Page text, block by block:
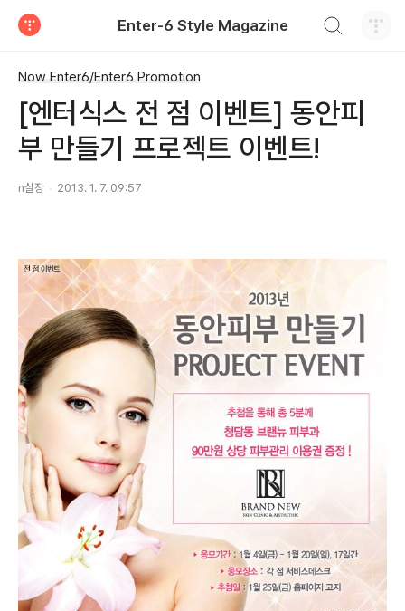
Enter-6 Style Magazine
Now Enter6/Enter6 Promotion
[엔터식스 전 점 이벤트] 동안피
부 만들기 프로젝트 이벤트!
n실장 2013. 1. 7. 09:57